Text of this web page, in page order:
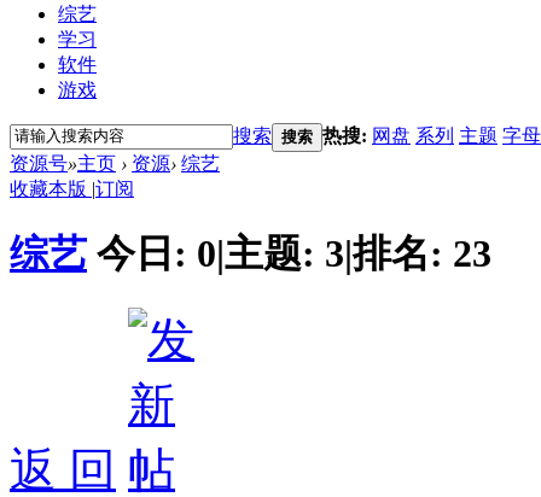
综艺
学习
软件
游戏
搜索 搜索 热搜: 网盘 系列 主题 字
资源号»主页 › 资源› 综艺
收藏本版 |订阅
综艺 今日: 0|主题: 3|排名: 23
返 回